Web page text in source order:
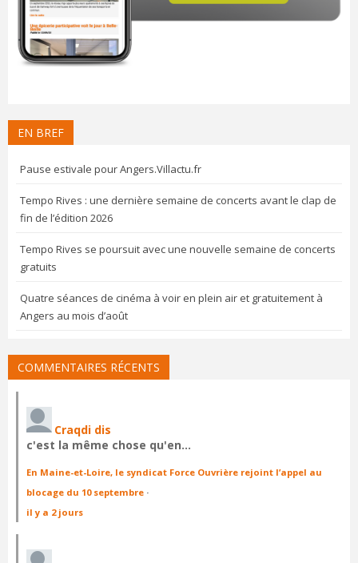
EN BREF
Pause estivale pour Angers.Villactu.fr
Tempo Rives : une dernière semaine de concerts avant le clap de
fin de l’édition 2026
Tempo Rives se poursuit avec une nouvelle semaine de concerts
gratuits
Quatre séances de cinéma à voir en plein air et gratuitement à
Angers au mois d’août
COMMENTAIRES RÉCENTS
Craqdi dis
c'est la même chose qu'en…
En Maine-et-Loire, le syndicat Force Ouvrière rejoint l’appel au
blocage du 10 septembre ·
il y a 2 jours